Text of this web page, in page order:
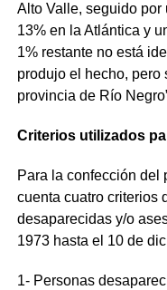
Alto Valle, seguido por
13% en la Atlántica y
1% restante no está
produjo el hecho, pero
provincia de Río
Criterios utilizados
Para la confección del
cuenta cuatro criterios
desaparecidas y/o
1973 hasta el 10 de
1- Personas